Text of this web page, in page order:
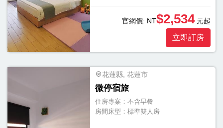
另
外
20
個
官網價: NT$2,534元起
立即訂房
花蓮縣, 花蓮市
微停宿旅
住房專案： 不含早餐
房間床型： 標準雙人房